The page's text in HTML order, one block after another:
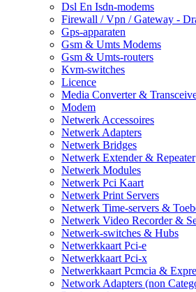
Dsl En Isdn-modems
Firewall / Vpn / Gateway -
Gps-apparaten
Gsm & Umts Modems
Gsm & Umts-routers
Kvm-switches
Licence
Media Converter &
Modem
Netwerk Accessoires
Netwerk Adapters
Netwerk Bridges
Netwerk Extender & Repeater
Netwerk Modules
Netwerk Pci Kaart
Netwerk Print Servers
Netwerk Time-servers &
Netwerk Video Recorder &
Netwerk-switches & Hubs
Netwerkkaart Pci-e
Netwerkkaart Pci-x
Netwerkkaart Pcmcia &
Network Adapters (non